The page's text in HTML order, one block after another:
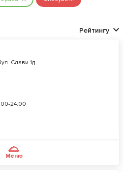
Рейтингу
Слави 1д
24:00
Меню